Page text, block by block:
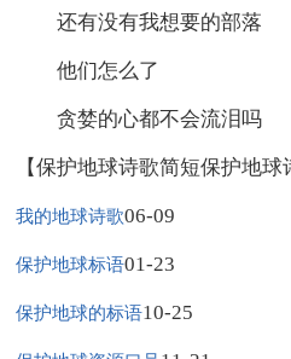
还有没有我想要的部落
他们怎么了
贪婪的心都不会流泪吗
【保护地球诗歌简短保护地球
我的地球诗歌06-09
保护地球标语01-23
保护地球的标语10-25